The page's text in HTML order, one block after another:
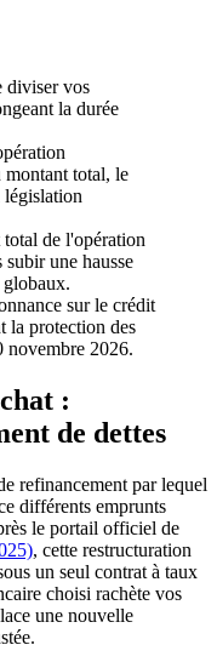
diviser vos
la durée
montant total, le
législation
de l'opération
subir une hausse
globaux.
sur le crédit
la protection des
novembre 2026.
:
de dettes
refinancement par lequel
différents emprunts
le portail officiel de
, cette restructuration
un seul contrat à taux
choisi rachète vos
une nouvelle